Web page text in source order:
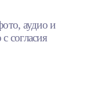
аудио и
согласия